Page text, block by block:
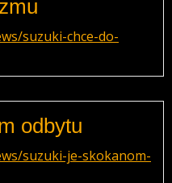
suzuki-chce-do-
odbytu
suzuki-je-skokanom-